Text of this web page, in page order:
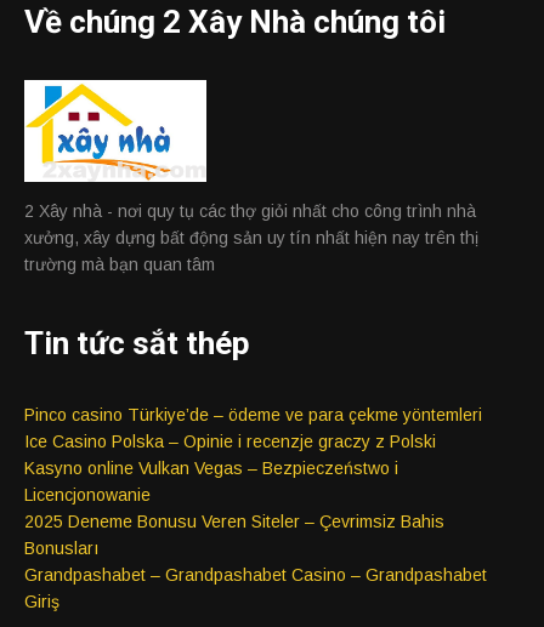
Về chúng 2 Xây Nhà chúng tôi
2 Xây nhà - nơi quy tụ các thợ giỏi nhất cho công trình nhà
xưởng, xây dựng bất động sản uy tín nhất hiện nay trên thị
trường mà bạn quan tâm
Tin tức sắt thép
Pinco casino Türkiye’de – ödeme ve para çekme yöntemleri
Ice Casino Polska – Opinie i recenzje graczy z Polski
Kasyno online Vulkan Vegas – Bezpieczeństwo i
Licencjonowanie
2025 Deneme Bonusu Veren Siteler – Çevrimsiz Bahis
Bonusları
Grandpashabet – Grandpashabet Casino – Grandpashabet
Giriş